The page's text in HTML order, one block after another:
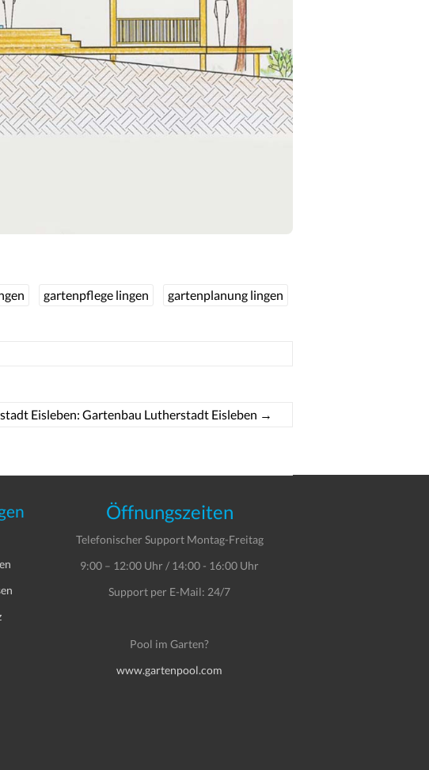
gartenpflege lingen gartenplanung lingen
Eisleben: Gartenbau Lutherstadt Eisleben →
Öffnungszeiten
Telefonischer Support Montag-Freitag
9:00 – 12:00 Uhr / 14:00 - 16:00 Uhr
Support per E-Mail: 24/7
Pool im Garten?
www.gartenpool.com